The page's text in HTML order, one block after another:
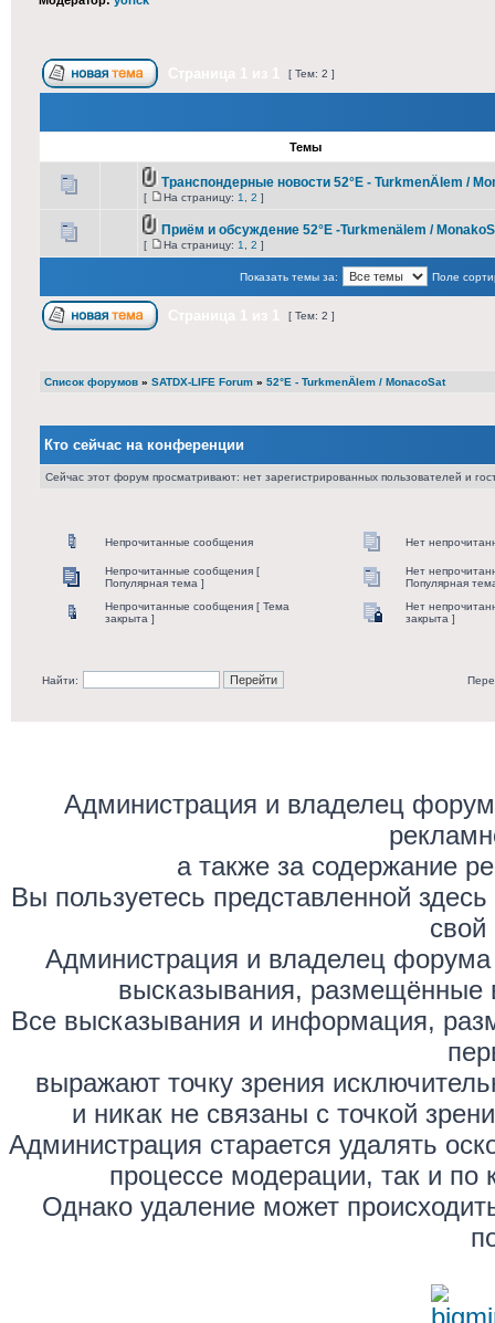
[ Тем: 2 ]
Темы
Транспондерные новости 52°E - TurkmenÄlem /
[ На страницу: 1 2 ]
Приём и обсуждение 52°E -Turkmenälem /
[ На страницу: 1 2 ]
Показать темы за: Поле
[ Тем: 2 ]
Список форумов » SATDX-LIFE Forum » 52°E - TurkmenÄlem / MonacoSat
Кто сейчас на конференции
Сейчас этот форум просматривают: нет зарегистрированных пользователей и
Непрочитанные сообщения Нет
Непрочитанные сообщения [
Популярная тема ]
Нет
Популярная
Непрочитанные сообщения [ Тема
закрыта ]
Нет
закрыта ]
Найти:
Администрация и владелец
а также за содержание
Вы пользуетесь представленной
свой
Администрация и владелец форума
высказывания, размещённые
Все высказывания и информация,
выражают точку зрения
и никак не связаны с точкой
Администрация старается удалять
процессе модерации, так и по
Однако удаление может